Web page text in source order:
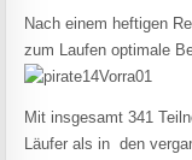
Nach einem heftigen
zum Laufen optimale
Mit insgesamt 341
Läufer als in den